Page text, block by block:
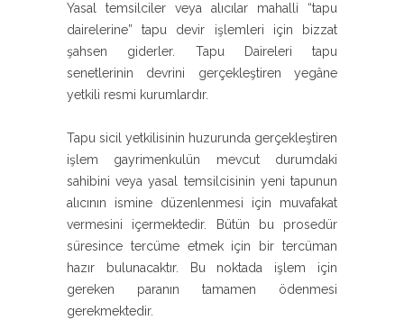
Yasal temsilciler veya alıcılar mahalli “tapu
dairelerine” tapu devir işlemleri için bizzat
şahsen giderler. Tapu Daireleri tapu
senetlerinin devrini gerçekleştiren yegâne
yetkili resmi kurumlardır.
Tapu sicil yetkilisinin huzurunda gerçekleştiren
işlem gayrimenkulün mevcut durumdaki
sahibini veya yasal temsilcisinin yeni tapunun
alıcının ismine düzenlenmesi için muvafakat
vermesini içermektedir. Bütün bu prosedür
süresince tercüme etmek için bir tercüman
hazır bulunacaktır. Bu noktada işlem için
gereken paranın tamamen ödenmesi
gerekmektedir.